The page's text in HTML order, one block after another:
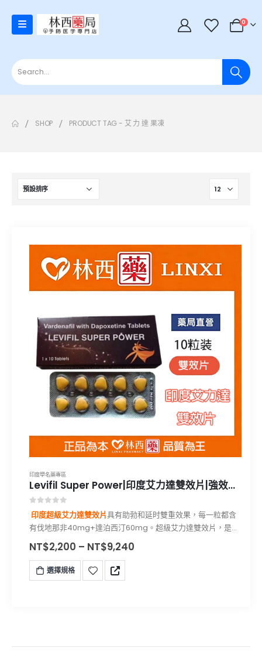
0
SHOP PRODUCT TAG - 艾 力 達 果凍
印度學名藥專區
Levifil Super Power|印度艾力達雙效片|強效助勃增硬|超長延時壯陽10粒一盒|林西藥局直營
0out of 5
印度超級艾力達雙效片具有助勃和延时雙重效果，每一粒都含
有伐地那非40mg+達泊西汀60mg。超級艾力達雙效片，是由
印度製藥廠Ambitree生產的新一代助勃延時雙效產品，它是一
粒橙色的小藥丸，所以有個綽號叫“火焰”。
NT$2,200 – NT$9,240
選擇規格